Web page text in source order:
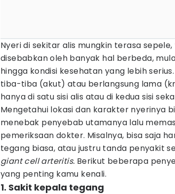
Nyeri di sekitar alis mungkin terasa
disebabkan oleh banyak hal berbeda,
hingga kondisi kesehatan yang lebih
tiba-tiba (akut) atau berlangsung lama
hanya di satu sisi alis atau di kedua sisi
Mengetahui lokasi dan karakter nyerinya
menebak penyebab utamanya lalu
pemeriksaan dokter. Misalnya, bisa saja
tegang biasa, atau justru tanda penyakit
giant cell arteritis. Berikut beberapa
yang penting kamu kenali.
1. Sakit kepala tegang